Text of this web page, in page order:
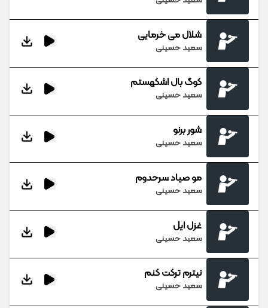
شلال می خرمایی
سعید حسینی
کوگ بال اشکهستم
سعید حسینی
شور برنو
سعید حسینی
مو صیاد سرحدوم
سعید حسینی
غزل ایل
سعید حسینی
نیترم ترکت کنم
سعید حسینی